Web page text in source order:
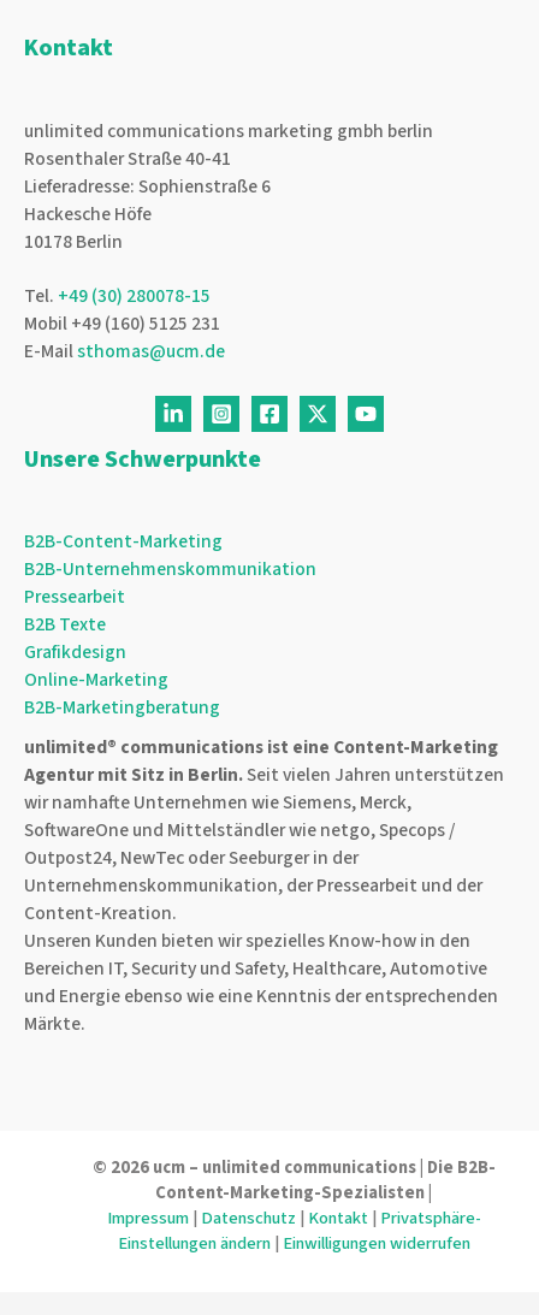
Kontakt
unlimited communications marketing gmbh berlin
Rosenthaler Straße 40-41
Lieferadresse: Sophienstraße 6
Hackesche Höfe
10178 Berlin
Tel. +49 (30) 280078-15
Mobil +49 (160) 5125 231
E-Mailsthomas@ucm.de
Unsere Schwerpunkte
B2B-Content-Marketing
B2B-Unternehmenskommunikation
Pressearbeit
B2B Texte
Grafikdesign
Online-Marketing
B2B-Marketingberatung
unlimited® communications ist eine Content-Marketing
Agenturmit Sitz in Berlin.Seit vielen Jahren unterstützen
wir namhafte Unternehmen wie Siemens, Merck,
SoftwareOne und Mittelständler wie netgo, Specops /
Outpost24, NewTec oder Seeburger in der
Unternehmenskommunikation, der Pressearbeit und der
Content-Kreation.
Unseren Kunden bieten wir spezielles Know-how in den
Bereichen IT, Security und Safety, Healthcare, Automotive
und Energie ebenso wie eine Kenntnis der entsprechenden
Märkte.
© 2026 ucm – unlimited communications | Die B2B-
Content-Marketing-Spezialisten |
Impressum| Datenschutz | Kontakt | Privatsphäre-
Einstellungen ändern| Einwilligungen widerrufen